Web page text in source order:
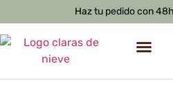
Haz tu pedido con